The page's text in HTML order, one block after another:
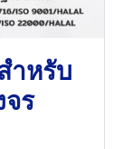
ำหรับ
ร